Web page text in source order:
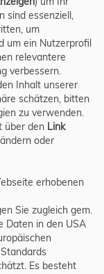
sind essenziell,
um
um ein Nutzerprofil
relevantere
verbessern.
Inhalt unserer
schätzen, bitten
zu verwenden.
über den Link
oder
erhobenen
Sie zugleich gem.
Daten in den USA
Es besteht